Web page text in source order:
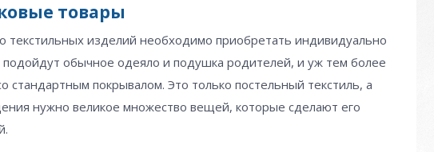
товары
текстильных изделий необходимо приобретать индивидуально
обычное одеяло и подушка родителей, и уж тем более
стандартным покрывалом. Это только постельный текстиль, а
нужно великое множество вещей, которые сделают его